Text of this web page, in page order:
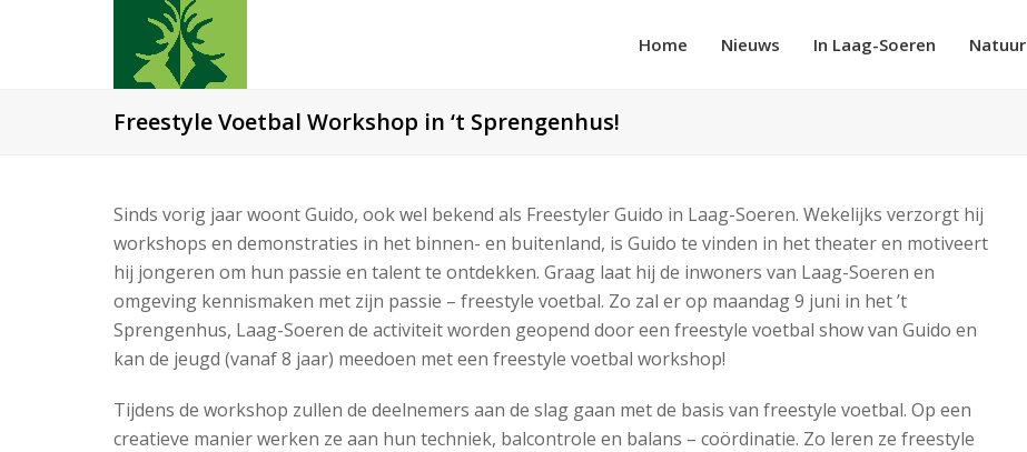
Home Nieuws In Laag-Soeren Natuur
Freestyle Voetbal Workshop in ‘t Sprengenhus!
Sinds vorig jaar woont Guido, ook wel bekend als Freestyler Guido in Laag-Soeren. Wekelijks verzorgt hij
workshops en demonstraties in het binnen- en buitenland, is Guido te vinden in het theater en motiveert
hij jongeren om hun passie en talent te ontdekken. Graag laat hij de inwoners van Laag-Soeren en
omgeving kennismaken met zijn passie – freestyle voetbal. Zo zal er op maandag 9 juni in het ’t
Sprengenhus, Laag-Soeren de activiteit worden geopend door een freestyle voetbal show van Guido en
kan de jeugd (vanaf 8 jaar) meedoen met een freestyle voetbal workshop!
Tijdens de workshop zullen de deelnemers aan de slag gaan met de basis van freestyle voetbal. Op een
creatieve manier werken ze aan hun techniek, balcontrole en balans – coördinatie. Zo leren ze freestyle